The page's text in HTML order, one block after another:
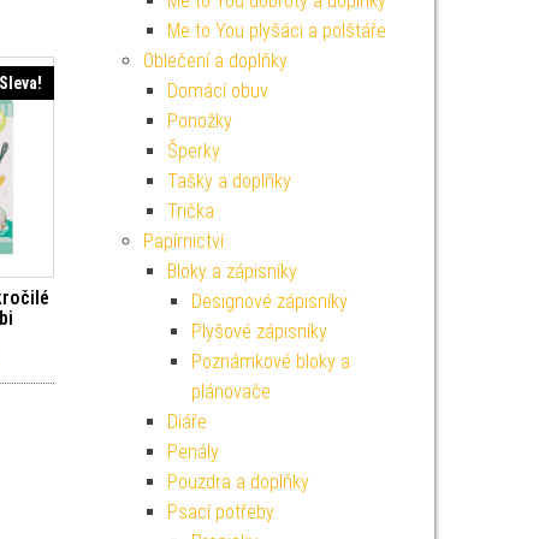
Sleva!
cena byla: 149 Kč.
Aktuální cena je: 134 Kč.
Me to You plyšáci a polštáře
Oblečení a doplňky
Domácí obuv
Ponožky
Šperky
Tašky a doplňky
Trička
Papírnictví
Bloky a zápisníky
Designové zápisníky
Plyšové zápisníky
Poznámkové bloky a
plánovače
Diáře
Penály
Pouzdra a doplňky
Psací potřeby